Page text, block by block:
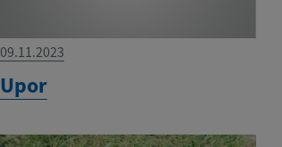
09.11.2023
Upor